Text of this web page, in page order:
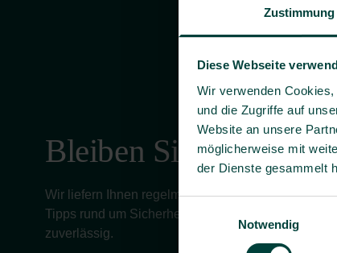
Zustimmung
Diese Webseite
Wir verwenden
und die Zugriffe auf
Website an unsere
möglicherweise mit
der Dienste gesammelt
Notwendig
Bleiben Sie
Wir liefern Ihnen regelmäßig aktuelle
Tipps rund um Sicherheit und Gesundheit bei der
zuverlässig.